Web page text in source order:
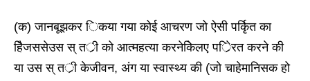
(क) जानबूझकर िकया गया कोई आचरण जो ऐसी पर्कृित का
हैिजससेउस स् तर्ी को आत्महत्या करनेकेिलए पर्ेिरत करने की
या उस स् तर्ी केजीवन, अंग या स्वास्थ्य की (जो चाहेमानिसक हो